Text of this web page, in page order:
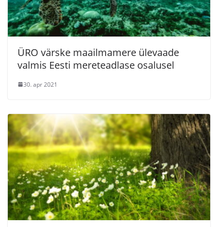
ÜRO värske maailmamere ülevaade
valmis Eesti mereteadlase osalusel
30. apr 2021